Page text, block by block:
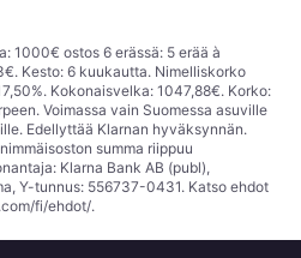
1000€ ostos 6 erässä: 5 erää à
Kesto: 6 kuukautta. Nimelliskorko
Kokonaisvelka: 1047,88€. Korko:
Voimassa vain Suomessa asuville
Edellyttää Klarnan hyväksynnän.
summa riippuu
Klarna Bank AB (publ),
Y-tunnus: 556737-0431. Katso ehdot
fi/ehdot/.